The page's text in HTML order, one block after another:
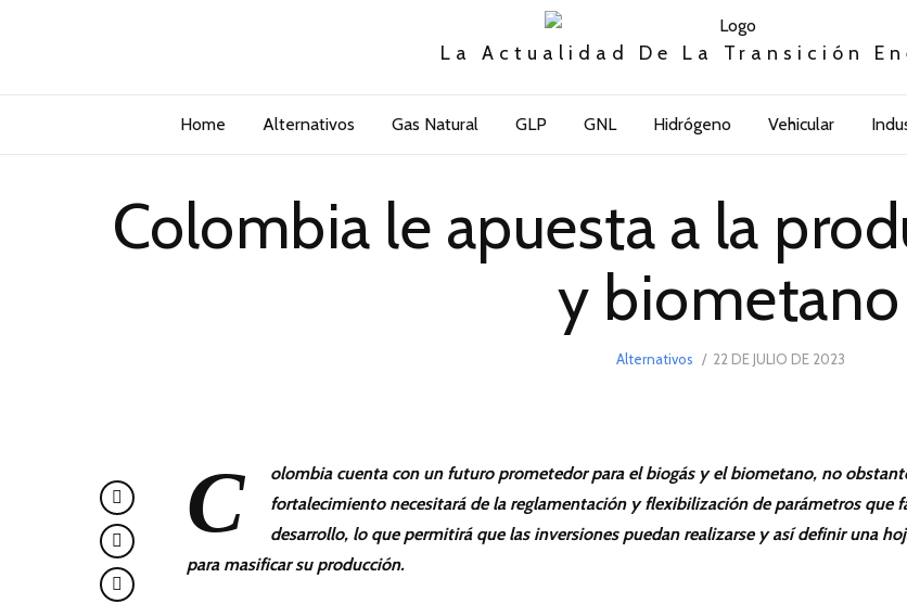
La Actualidad De La Transición
Home Alternativos Gas Natural GLP GNL Hidrógeno Vehicular
Colombia le apuesta a la
y biometano
Alternativos
POSTED
22 DE JULIO DE 2023
C
olombia cuenta con un futuro prometedor para el biogás y el biometano, no
fortalecimiento necesitará de la reglamentación y flexibilización de parámetros que
desarrollo, lo que permitirá que las inversiones puedan realizarse y así definir una
para masificar su producción.